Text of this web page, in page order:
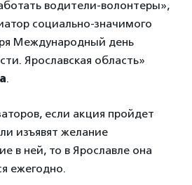
водители-волонтеры»,
социально-значимого
Международный день
Ярославская область»
.
если акция пройдет
изъявят желание
в ней, то в Ярославле она
ежегодно.